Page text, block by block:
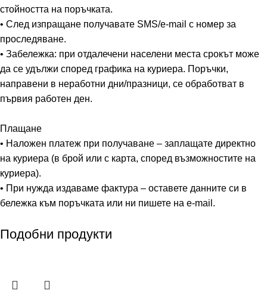
стойността на поръчката.
• След изпращане получавате SMS/e-mail с номер за
проследяване.
• Забележка: при отдалечени населени места срокът може
да се удължи според графика на куриера. Поръчки,
направени в неработни дни/празници, се обработват в
първия работен ден.
Плащане
• Наложен платеж при получаване – заплащате директно
на куриера (в брой или с карта, според възможностите на
куриера).
• При нужда издаваме фактура – оставете данните си в
бележка към поръчката или ни пишете на e-mail.
Подобни продукти